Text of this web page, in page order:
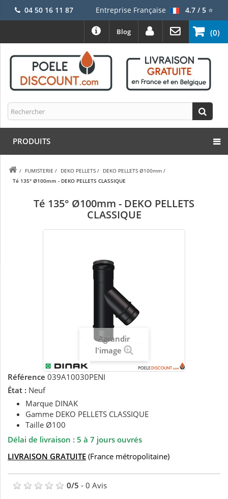
04 50 16 11 87 Entreprise Française 4.7 / 5⭐
(0)
Blog
PRODUITS
/ FUMISTERIE / DEKO PELLETS / DEKO PELLETS Ø100mm /
Té 135° Ø100mm - DEKO PELLETS CLASSIQUE
Té 135° Ø100mm - DEKO PELLETS
CLASSIQUE
Agrandir
l'image
Référence 039A10030PENI
État : Neuf
Marque DINAK
Gamme DEKO PELLETS CLASSIQUE
Taille Ø100
Délai de livraison : 5 à 7 jours ouvrés
LIVRAISON GRATUITE (France métropolitaine)
0/5 - 0 Avis